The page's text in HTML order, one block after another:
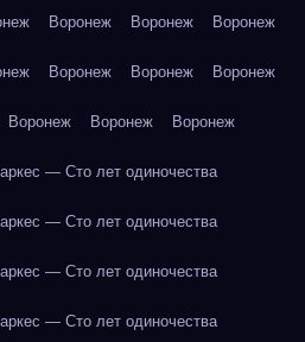
Воронеж Воронеж Воронеж
Воронеж Воронеж Воронеж
Воронеж Воронеж Воронеж
— Сто лет одиночества
— Сто лет одиночества
— Сто лет одиночества
— Сто лет одиночества